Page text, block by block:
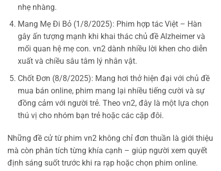
nhẹ nhàng.
Mang Mẹ Đi Bỏ (1/8/2025): Phim hợp tác Việt – Hàn
gây ấn tượng mạnh khi khai thác chủ đề Alzheimer và
mối quan hệ mẹ con. vn2 dành nhiều lời khen cho diễn
xuất và chiều sâu tâm lý nhân vật.
Chốt Đơn (8/8/2025): Mang hơi thở hiện đại với chủ đề
mua bán online, phim mang lại nhiều tiếng cười và sự
đồng cảm với người trẻ. Theo vn2, đây là một lựa chọn
thú vị cho nhóm bạn trẻ hoặc các cặp đôi.
Những đề cử từ phim vn2 không chỉ đơn thuần là giới thiệu
mà còn phân tích từng khía cạnh – giúp người xem quyết
định sáng suốt trước khi ra rạp hoặc chọn phim online.